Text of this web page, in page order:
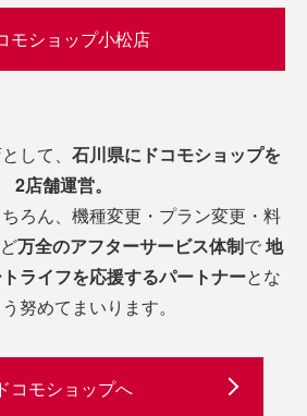
モショップ小松店
して、 石川県にドコモショップを
2店舗運営。
ろん、機種変更・プラン変更・料
万全のアフターサービス体制で地
ライフを応援するパートナーとな
努めてまいります。
ドコモショップへ